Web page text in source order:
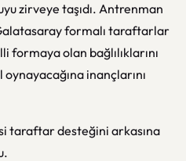
zirveye taşıdı. Antrenman
formalı taraftarlar
olan bağlılıklarını
inançlarını
taraftar desteğini arkasına